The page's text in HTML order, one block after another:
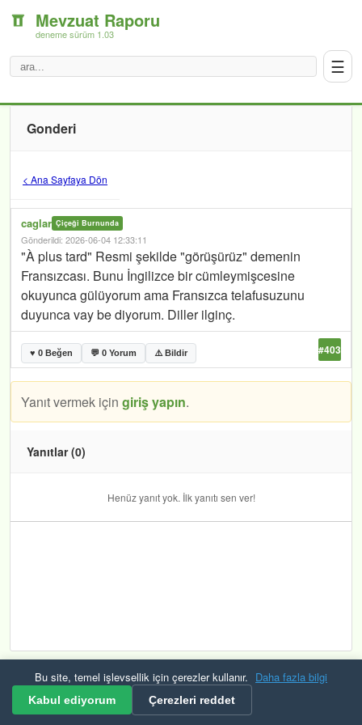
Mevzuat Raporu
deneme sürüm 1.03
☰
Gonderi
< Ana Sayfaya Dön
caglar Çiçeği Burnunda
Gönderildi: 2026-06-04 12:33:11
"À plus tard" Resmi şekilde "görüşürüz" demenin
Fransızcası. Bunu İngilizce bir cümleymişcesine
okuyunca gülüyorum ama Fransızca telafusuzunu
duyunca vay be diyorum. Diller ilginç.
♥ 0 Beğen 💬 0 Yorum ⚠️ Bildir #403
Yanıt vermek için giriş yapın.
Yanıtlar (0)
Henüz yanıt yok. İlk yanıtı sen ver!
Bu site, temel işlevsellik için çerezler kullanır. Daha fazla bilgi
Kabul ediyorum Çerezleri reddet
Kurallar ve ŞartlarGizlilikGüvenlikKVKKÇerezler
© 2026 Mevzuat Raporu Tüm hakları saklıdır. Bulana çerek altın veriyoruz.🟡